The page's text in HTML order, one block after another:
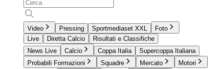
Video Pressing Sportmediaset XXL
Foto
Live
Diretta Calcio
Risultati e Classifiche
News Live
Calcio Coppa Italia
Supercoppa Italiana
Probabili Formazioni
Squadre Mercato
Motori